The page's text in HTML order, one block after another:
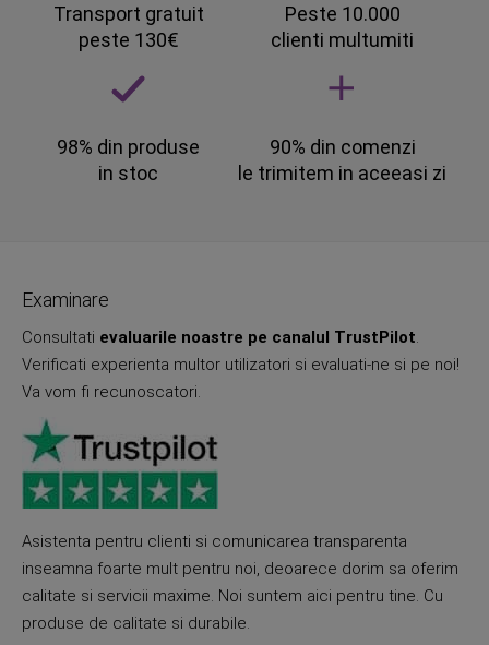
Transport gratuit
peste 130€
Peste 10.000
clienti multumiti
98% din produse
in stoc
90% din comenzi
le trimitem in aceeasi zi
Examinare
Consultati evaluarile noastre pe canalul TrustPilot.
Verificati experienta multor utilizatori si evaluati-ne si pe noi!
Va vom fi recunoscatori.
Asistenta pentru clienti si comunicarea transparenta
inseamna foarte mult pentru noi, deoarece dorim sa oferim
calitate si servicii maxime. Noi suntem aici pentru tine. Cu
produse de calitate si durabile.